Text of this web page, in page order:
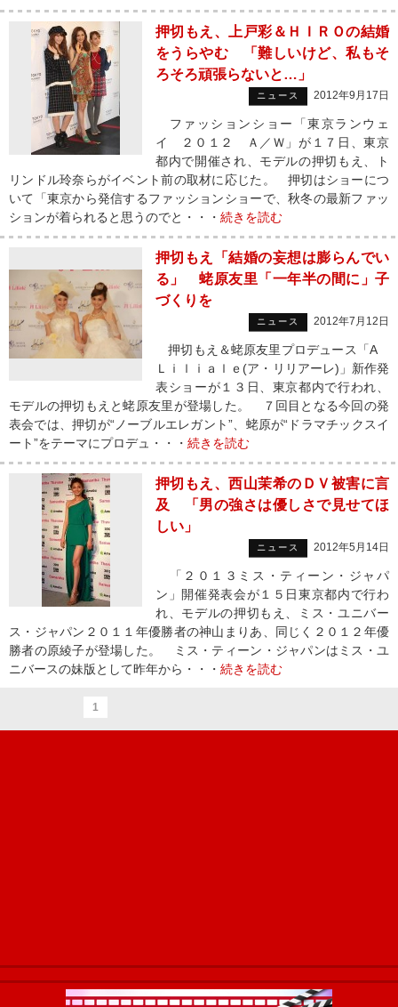
押切もえ、上戸彩＆ＨＩＲＯの結婚
をうらやむ 「難しいけど、私もそ
ろそろ頑張らないと…」
ニュース 2012年9月17日
ファッションショー「東京ランウェ
イ ２０１２ Ａ／Ｗ」が１７日、東京
都内で開催され、モデルの押切もえ、ト
リンドル玲奈らがイベント前の取材に応じた。 押切はショーにつ
いて「東京から発信するファッションショーで、秋冬の最新ファッ
ションが着られると思うのでと・・・ 続きを読む
押切もえ「結婚の妄想は膨らんでい
る」 蛯原友里「一年半の間に」子
づくりを
ニュース 2012年7月12日
押切もえ＆蛯原友里プロデュース「A
Ｌｉｌｉａｌｅ(ア・リリアーレ)」新作発
表ショーが１３日、東京都内で行われ、
モデルの押切もえと蛯原友里が登場した。 ７回目となる今回の発
表会では、押切が“ノーブルエレガント”、蛯原が“ドラマチックスイ
ート”をテーマにプロデュ・・・ 続きを読む
押切もえ、西山茉希のＤＶ被害に言
及 「男の強さは優しさで見せてほ
しい」
ニュース 2012年5月14日
「２０１３ミス・ティーン・ジャパ
ン」開催発表会が１５日東京都内で行わ
れ、モデルの押切もえ、ミス・ユニバー
ス・ジャパン２０１１年優勝者の神山まりあ、同じく２０１２年優
勝者の原綾子が登場した。 ミス・ティーン・ジャパンはミス・ユ
ニバースの妹版として昨年から・・・ 続きを読む
1